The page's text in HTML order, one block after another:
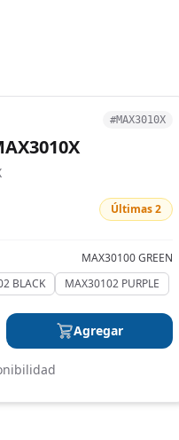
#MAX3010X
Últimas 2
MAX30100 GREEN
BLACK MAX30102 PURPLE
Agregar